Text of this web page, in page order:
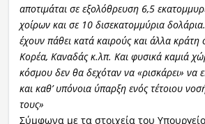
αποτιμάται σε εξολόθρευση 6,5
χοίρων και σε 10 δισεκατομμύρια
έχουν πάθει κατά καιρούς και άλλα
Κορέα, Καναδάς κ.λπ. Και φυσικά καμιά
κόσμου δεν θα δεχόταν να «ρισκάρει» να
και καθ’ υπόνοια ύπαρξη ενός τέτοιου
τους»
Σύμφωνα με τα στοιχεία του